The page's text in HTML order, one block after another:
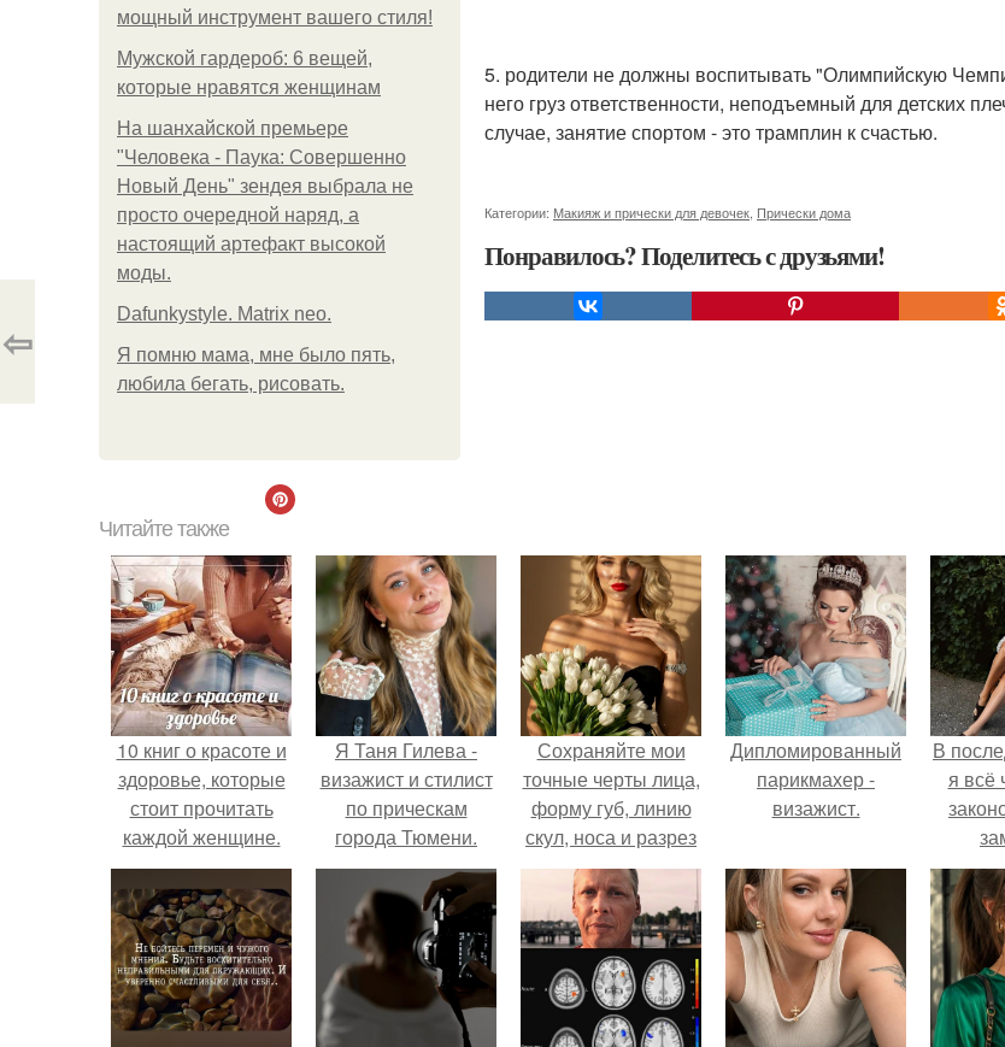
мощный инструмент вашего стиля!
Мужской гардероб: 6 вещей,
которые нравятся женщинам
На шанхайской премьере
"Человека - Паука: Совершенно
Новый День" зендея выбрала не
просто очередной наряд, а
настоящий артефакт высокой
моды.
Dafunkystyle. Matrix neo.
Я помню мама, мне было пять,
любила бегать, рисовать.
5. родители не должны воспитывать "Олимпийскую
него груз ответственности, неподъемный для детских
случае, занятие спортом - это трамплин к счастью.
Категории: Макияж и прически для девочек Прически дома
Понравилось? Поделитесь с друзьями!
⇦
Читайте также
10 книг о красоте и
здоровье, которые
стоит прочитать
каждой женщине.
Я Таня Гилева -
визажист и стилист
по прическам
города Тюмени.
Сохраняйте мои
точные черты лица,
форму губ, линию
скул, носа и разрез
глаз.
Дипломированный
парикмахер -
визажист.
В
я всё